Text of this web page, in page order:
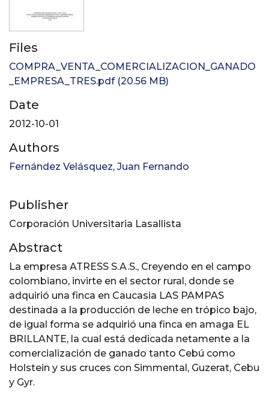
Files
COMPRA_VENTA_COMERCIALIZACION_GANADO
_EMPRESA_TRES.pdf(20.56 MB)
Date
2012-10-01
Authors
Fernández Velásquez, Juan Fernando
Publisher
Corporación Universitaria Lasallista
Abstract
La empresa ATRESS S.A.S., Creyendo en el campo
colombiano, invirte en el sector rural, donde se
adquirió una finca en Caucasia LAS PAMPAS
destinada a la producción de leche en trópico bajo,
de igual forma se adquirió una finca en amaga EL
BRILLANTE, la cual está dedicada netamente a la
comercialización de ganado tanto Cebú como
Holstein y sus cruces con Simmental, Guzerat, Cebu
y Gyr.